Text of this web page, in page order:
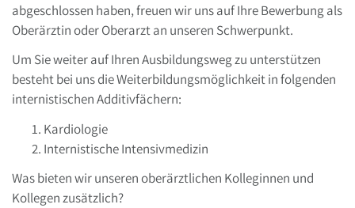
abgeschlossen haben, freuen wir uns auf Ihre Bewerbung als
Oberärztin oder Oberarzt an unseren Schwerpunkt.
Um Sie weiter auf Ihren Ausbildungsweg zu unterstützen
besteht bei uns die Weiterbildungsmöglichkeit in folgenden
internistischen Additivfächern:
Kardiologie
Internistische Intensivmedizin
Was bieten wir unseren oberärztlichen Kolleginnen und
Kollegen zusätzlich?